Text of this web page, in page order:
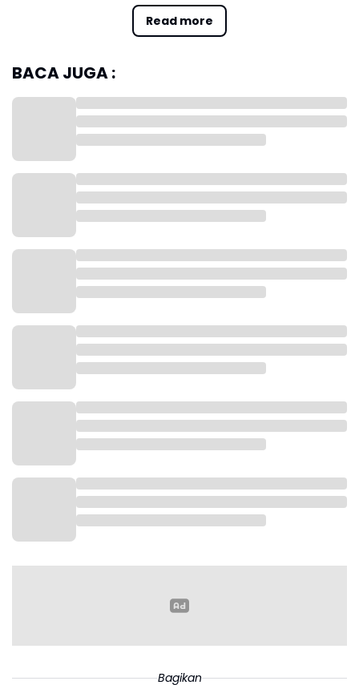
Read more
Karawang berharap dapat terus meningkatkan kualitas hidup
masyarakat serta menjadikan Karawang sebagai kota yang lebih
2025 yang telah ditetapkan:
Pembangunan dan Pemasangan PJU di ruas jalan Telagasari -
2 Dinas Perumahan Rakyat dan Kawasan Permukiman (Kode
RUP : 54744572)
Pembangunan Rulahu beserta PSU bagi korban bencana
3 Dinas Lingkungan Hidup (Kode RUP : 55304923)
Pembangunan RTH/Taman Kantor Kecamatan Cikampek
BACA JUGA :
Bagikan